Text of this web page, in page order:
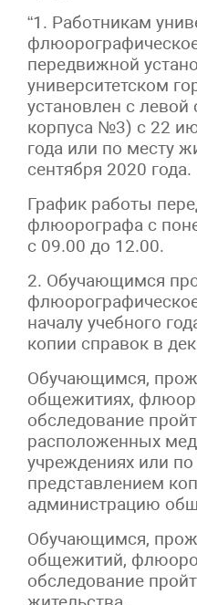
“1. Работникам
передвижной
университетском
установлен с левой
корпуса №3) с 22
года или по месту
сентября 2020 года.
График работы
флюорографа с
с 09.00 до 12.00.
2. Обучающимся
началу учебного
копии справок в
Обучающимся,
общежитиях,
обследование
расположенных
учреждениях или
представлением
администрацию
Обучающимся,
общежитий,
обследование